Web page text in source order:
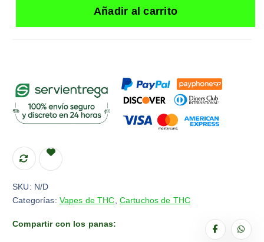
Añadir al carrito
SKU: N/D
Categorías: Vapes de THC Cartuchos de THC
Compartir con los panas: